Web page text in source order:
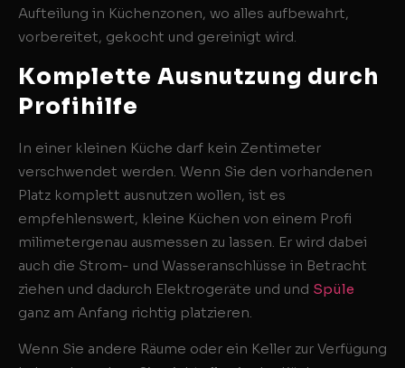
Aufteilung in Küchenzonen, wo alles aufbewahrt,
vorbereitet, gekocht und gereinigt wird.
Komplette Ausnutzung durch
Profihilfe
In einer kleinen Küche darf kein Zentimeter
verschwendet werden. Wenn Sie den vorhandenen
Platz komplett ausnutzen wollen, ist es
empfehlenswert, kleine Küchen von einem Profi
milimetergenau ausmessen zu lassen. Er wird dabei
auch die Strom- und Wasseranschlüsse in Betracht
ziehen und dadurch Elektrogeräte und und Spüle
ganz am Anfang richtig platzieren.
Wenn Sie andere Räume oder ein Keller zur Verfügung